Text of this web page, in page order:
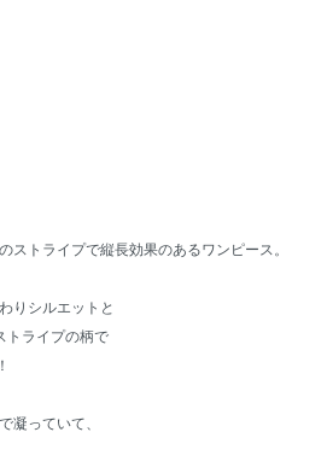
ストライプで縦長効果のあるワンピース。
りシルエットと
トライプの柄で
凝っていて、